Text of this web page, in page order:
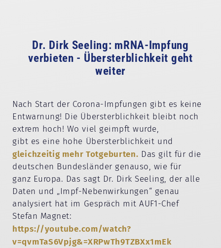
Dr. Dirk Seeling: mRNA-Impfung
verbieten - Übersterblichkeit geht
weiter
Nach Start der Corona-Impfungen gibt es keine
Entwarnung! Die Übersterblichkeit bleibt noch
extrem hoch! Wo viel geimpft wurde,
gibt es eine hohe Übersterblichkeit und
gleichzeitig mehr Totgeburten. Das gilt für die
deutschen Bundesländer genauso, wie für
ganz Europa. Das sagt Dr. Dirk Seeling, der alle
Daten und „Impf-Nebenwirkungen“ genau
analysiert hat im Gespräch mit AUF1-Chef
Stefan Magnet:
https://youtube.com/watch?
v=qvmTaS6Vpjg&=XRPwTh9TZBXx1mEk